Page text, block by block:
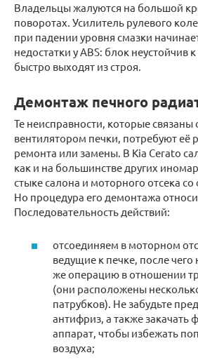
Владельцы жалуются на большой
поворотах. Усилитель рулевого
при падении уровня смазки
недостатки у ABS: блок неустойчив
быстро выходят из строя.
Демонтаж печного
Те неисправности, которые
вентилятором печки, потребуют её
ремонта или замены. В Kia Cerato
как и на большинстве других
стыке салона и моторного отсека
Но процедура его демонтажа
Последовательность действий:
отсоединяем в моторном
ведущие к печке, после
же операцию в отношении
(они расположены
патрубков). Не забудьте
антифриз, а также закачать
аппарат, чтобы избежать
воздуха;